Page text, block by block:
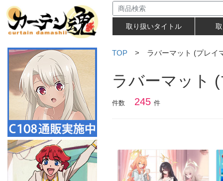
取り扱いタイトル
TOP > ラバーマット (プレイ
ラバーマット
件数 245 件